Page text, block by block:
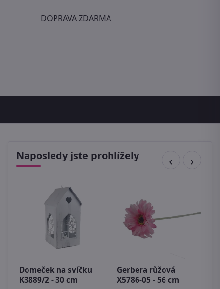
DOPRAVA ZDARMA
Naposledy jste prohlížely
Domeček na svíčku
K3889/2 - 30 cm
Gerbera růžová
X5786-05 - 56 cm